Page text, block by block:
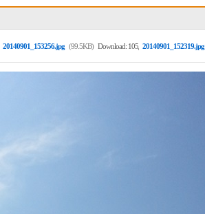
20140901_153256.jpg (99.5KB) Download: 105, 20140901_152319.jpg